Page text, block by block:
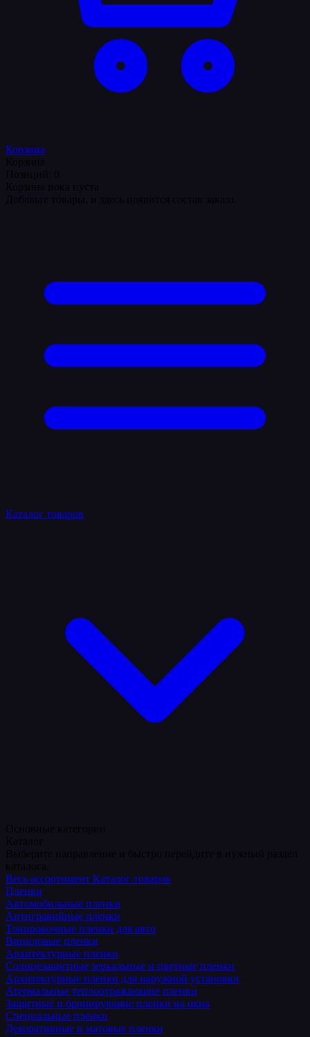
Корзина
Каталог товаров
Весь ассортимент Каталог товаров
Пленки
Автомобильные пленки
Антигравийные пленки
Тонировочные пленки для авто
Виниловые пленки
Архитектурные пленки
Солнцезащитные зеркальные и цветные пленки
Архитектурные пленки для наружной установки
Атермальные теплоотражающие пленки
Защитные и бронирующие пленки на окна
Специальные плёнки
Декоративные и матовые пленки